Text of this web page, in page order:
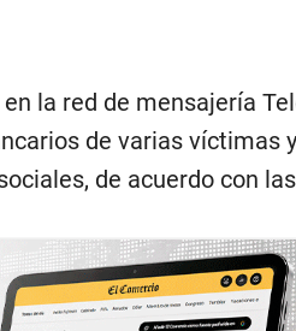
la red de mensajería
de varias víctimas
de acuerdo con